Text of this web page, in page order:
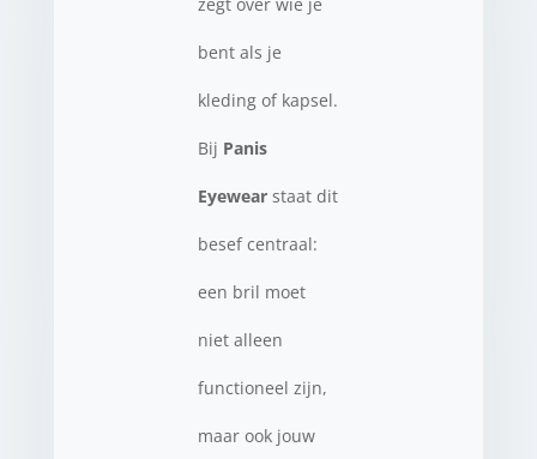
bent als je
kleding of kapsel.
Bij Panis
Eyewearstaat dit
besef centraal:
een bril moet
niet alleen
functioneel zijn,
maar ook jouw